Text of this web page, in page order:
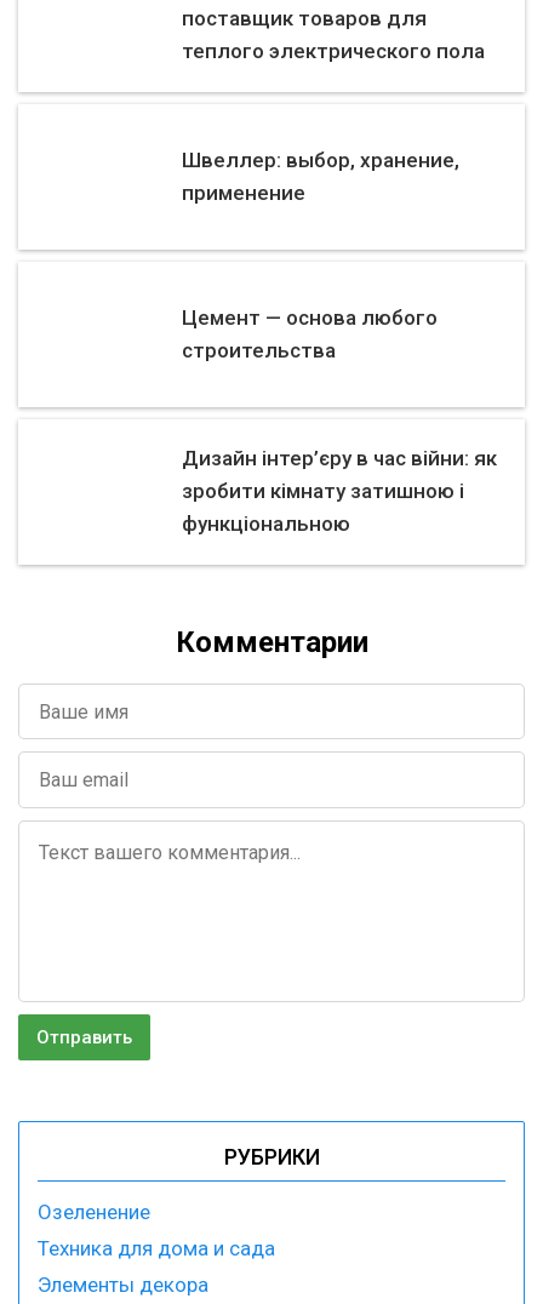
РУБРИКИ
Озеленение
Техника для дома и сада
Элементы декора
поставщик товаров для
теплого электрического пола
Швеллер: выбор, хранение,
применение
Цемент — основа любого
строительства
Дизайн інтер’єру в час війни: як
зробити кімнату затишною і
функціональною
Комментарии